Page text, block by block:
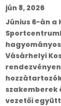
jún 8, 2026
Június 6-án a
Vásárhelyi
szakemberek
vezetői